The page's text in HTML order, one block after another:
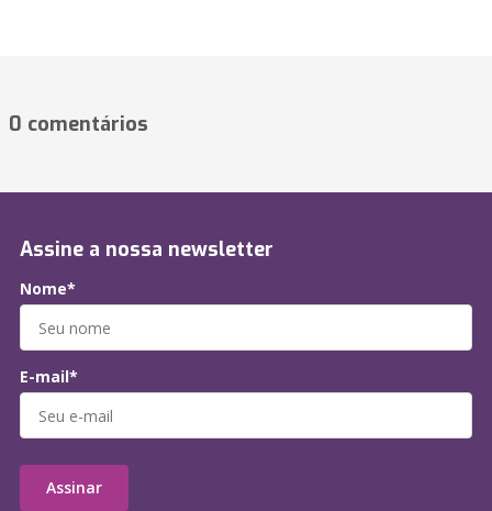
0 comentários
Assine a nossa newsletter
Nome*
E-mail*
Assinar